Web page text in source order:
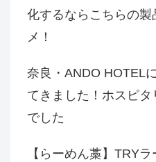
化するならこちらの製
メ！
奈良・ANDO HOTEL
てきました！ホスピ
でした
【らーめん藁】TRY